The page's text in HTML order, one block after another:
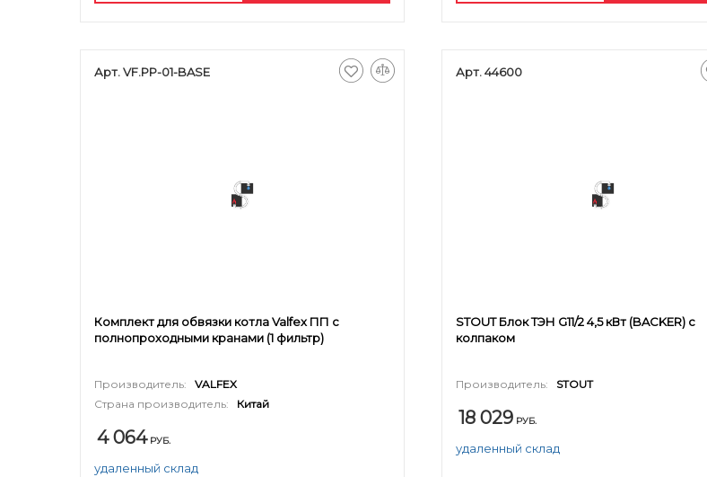
Арт. VF.PP-01-BASE
Комплект для обвязки котла Valfex ПП с
полнопроходными кранами (1 фильтр)
Производитель:
VALFEX
Страна производитель:
Китай
4 064 РУБ.
удаленный склад
Арт. 44600
STOUT Блок ТЭН G11/2 4,5 кВт (BACKER) с
колпаком
Производитель: STOUT
18 029 РУБ.
удаленный склад